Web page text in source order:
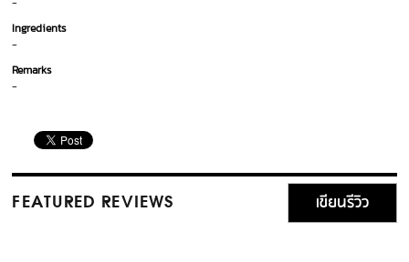
Ingredients
-
Remarks
-
FEATURED REVIEWS เขียนรีวิว